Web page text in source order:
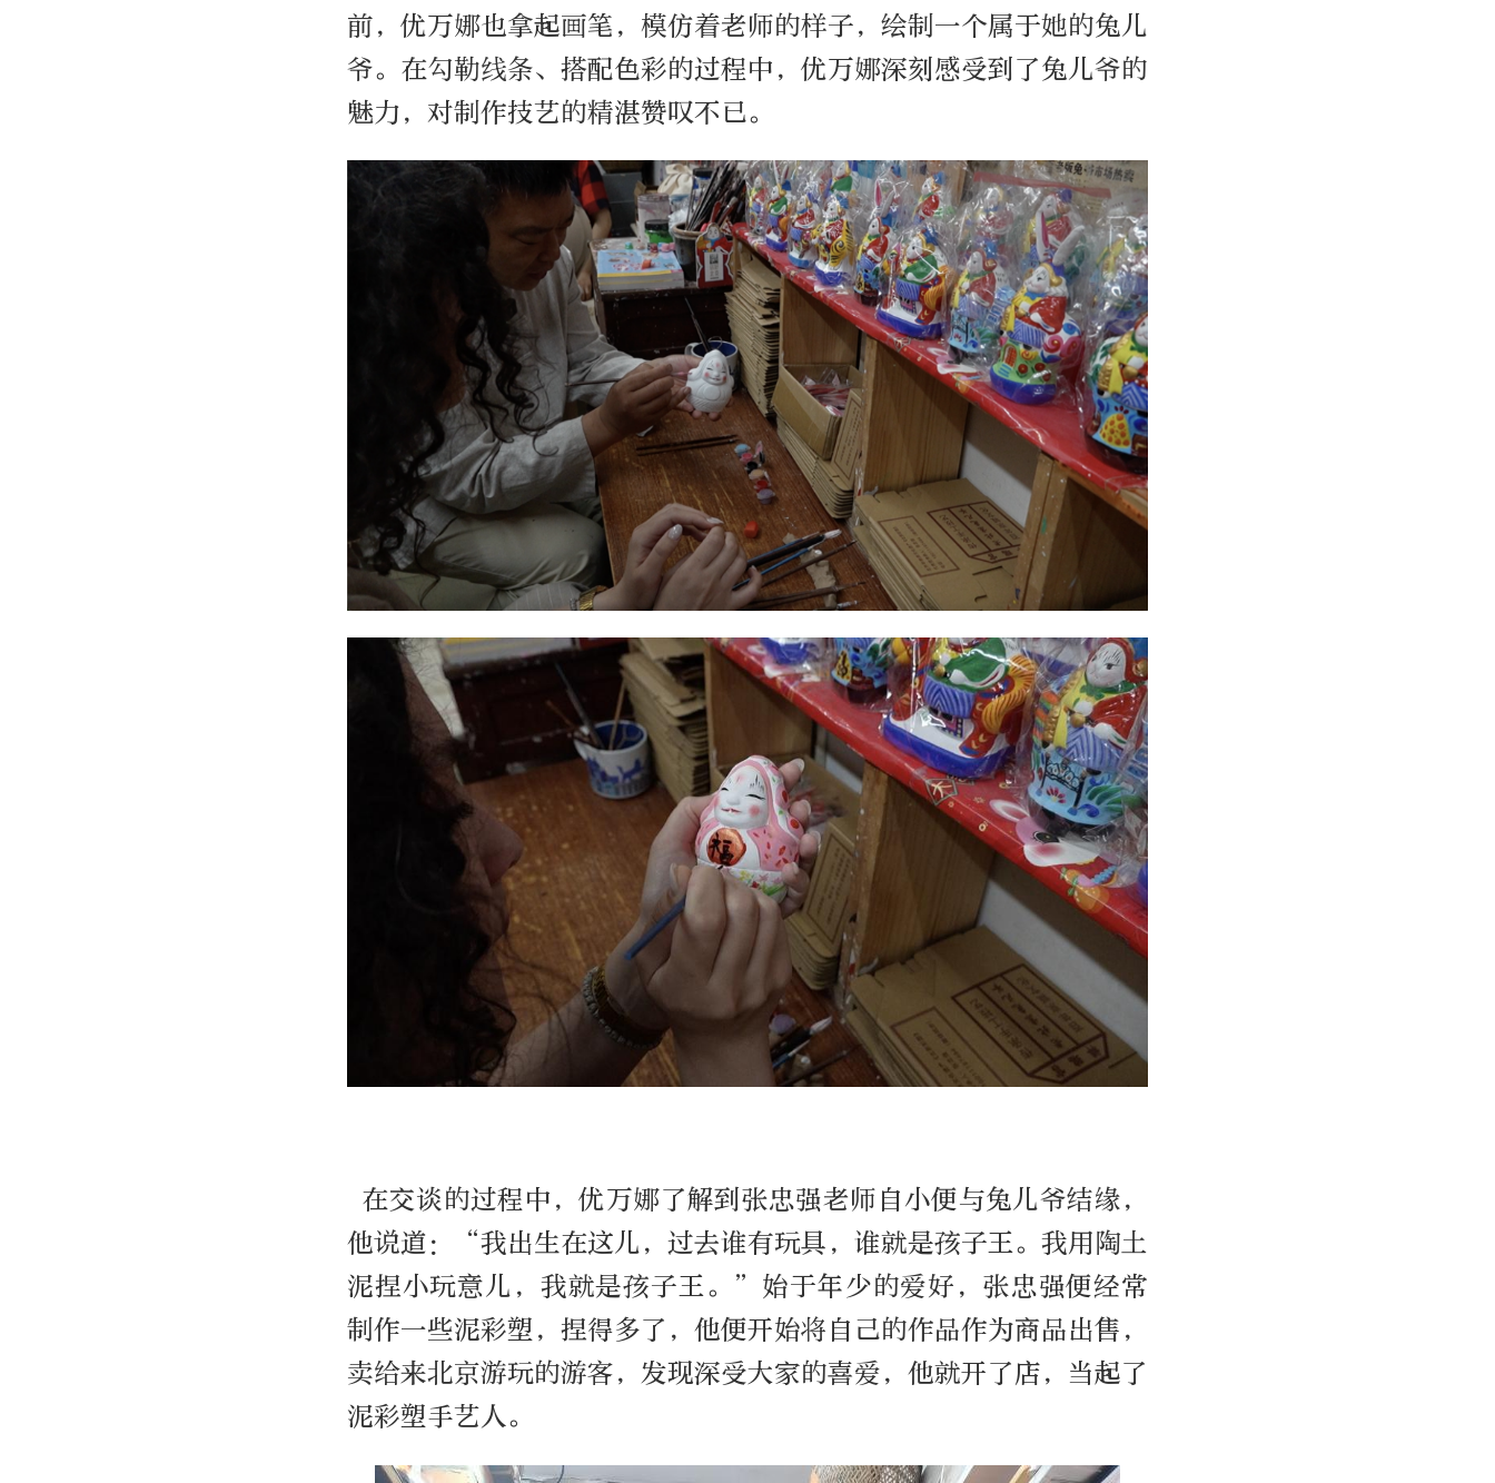
前，优万娜也拿起画笔，模仿着老师的样子，绘制一个属于她的兔儿
爷。在勾勒线条、搭配色彩的过程中，优万娜深刻感受到了兔儿爷的
魅力，对制作技艺的精湛赞叹不已。
在交谈的过程中，优万娜了解到张忠强老师自小便与兔儿爷结缘，
他说道：“我出生在这儿，过去谁有玩具，谁就是孩子王。我用陶土
泥捏小玩意儿，我就是孩子王。”始于年少的爱好，张忠强便经常
制作一些泥彩塑，捏得多了，他便开始将自己的作品作为商品出售，
卖给来北京游玩的游客，发现深受大家的喜爱，他就开了店，当起了
泥彩塑手艺人。